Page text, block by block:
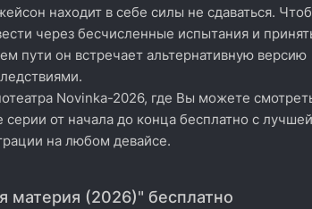
находит в себе силы не сдаваться.
через бесчисленные испытания и
пути он встречает альтернативную версию
Novinka-2026, где Вы можете
от начала до конца бесплатно с лучшей
на любом девайсе.
материя (2026)" бесплатно